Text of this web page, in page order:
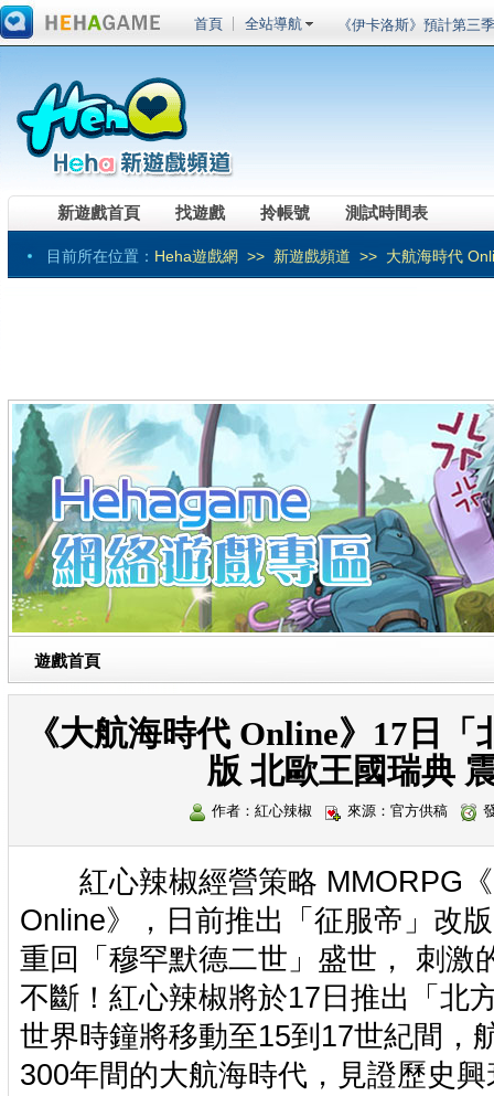
首頁 全站導航
《伊卡洛斯》預計第三
高速暢玩、海量禮包、
20倍元寶超高福利
《RO仙境傳說Online》
進化，魔導戰甲應急箱
《黑色沙漠》全職業真
新遊戲首頁 找遊戲 拎帳號 測試時間表
目前所在位置： Heha遊戲網 >> 新遊戲頻道 >> 大航海時代
遊戲首頁
《大航海時代 Online》17日
版 北歐王國瑞典
作者：紅心辣椒 來源：官方供稿
紅心辣椒經營策略 MMORPG《
Online》，日前推出「征服帝」改
重回「穆罕默德二世」盛世， 刺激
不斷！紅心辣椒將於17日推出「北
世界時鐘將移動至15到17世紀間，
300年間的大航海時代，見證歷史